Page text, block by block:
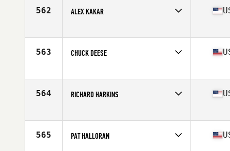
562 ALEX KAKAR
Age
53
563 CHUCK DEESE
Age
51
564 RICHARD HARKINS
Age
50
565 PAT HALLORAN